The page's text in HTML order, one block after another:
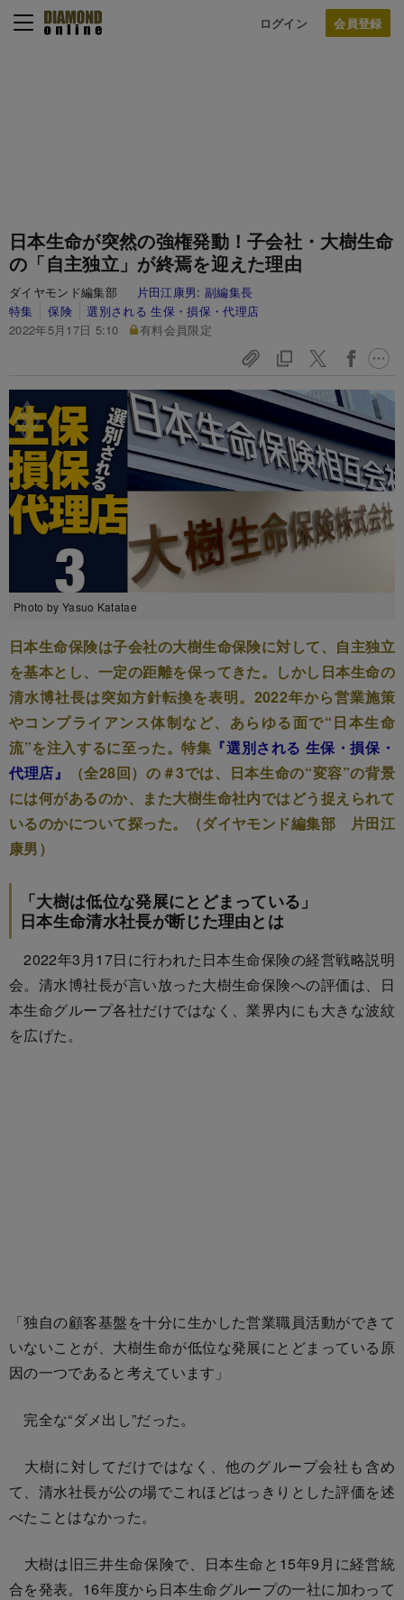
ログイン
日本生命が突然の強権発動！子会社・大樹生命
の「自主独立」が終焉を迎えた理由
ダイヤモンド編集部 片田江康男:副編集長
特集
保険
選別される 生保・損保・代理店
2022年5月17日 5:10
有料会員限定
Photo by Yasuo Katatae
日本生命保険は子会社の大樹生命保険に対して、自主独立
を基本とし、一定の距離を保ってきた。しかし日本生命の
清水博社長は突如方針転換を表明。2022年から営業施策
やコンプライアンス体制など、あらゆる面で“日本生命
流”を注入するに至った。特集 『選別される 生保・損保・
代理店』
（全28回）の＃3では、日本生命の“変容”の背景
には何があるのか、また大樹生命社内ではどう捉えられて
いるのかについて探った。（ダイヤモンド編集部 片田江
康男）
「大樹は低位な発展にとどまっている」
日本生命清水社長が断じた理由とは
2022年3月17日に行われた日本生命保険の経営戦略説明
会。清水博社長が言い放った大樹生命保険への評価は、日
本生命グループ各社だけではなく、業界内にも大きな波紋
を広げた。
「独自の顧客基盤を十分に生かした営業職員活動ができて
いないことが、大樹生命が低位な発展にとどまっている原
因の一つであると考えています」
完全な“ダメ出し”だった。
大樹に対してだけではなく、他のグループ会社も含め
て、清水社長が公の場でこれほどはっきりとした評価を述
べたことはなかった。
大樹は旧三井生命保険で、日本生命と15年9月に経営統
合を発表。16年度から日本生命グループの一社に加わって